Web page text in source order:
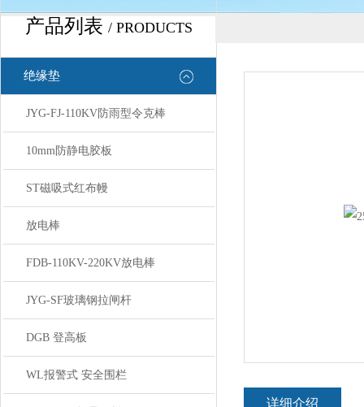
产品列表 / PRODUCTS
绝缘垫
JYG-FJ-110KV防雨型令克棒
10mm防静电胶板
ST磁吸式红布幔
放电棒
FDB-110KV-220KV放电棒
JYG-SF玻璃钢拉闸杆
DGB 登高板
WL报警式 安全围栏
详细介绍